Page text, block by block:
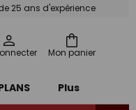
25 ans d'expérience
Mon panier
Plus